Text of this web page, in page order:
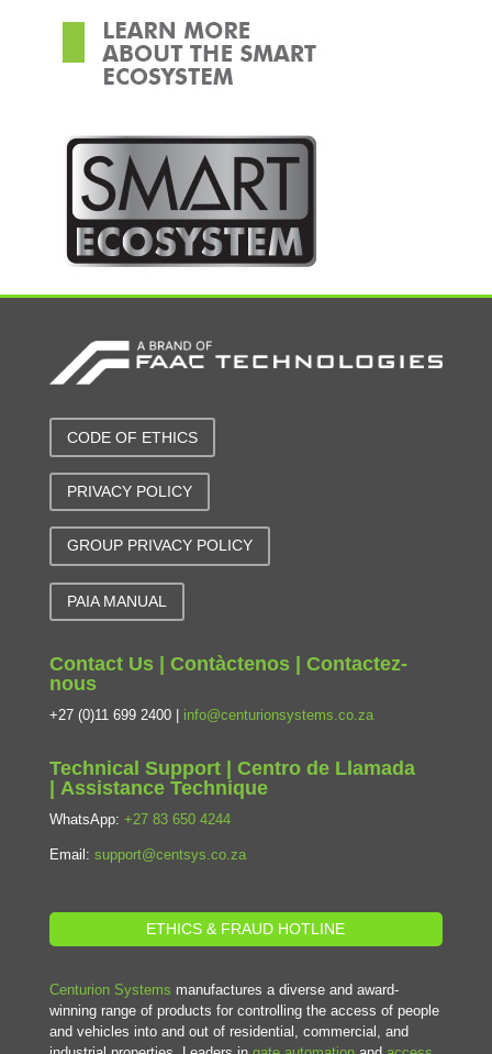
CODE OF ETHICS
PRIVACY POLICY
GROUP PRIVACY POLICY
PAIA MANUAL
Contact Us | Contàctenos | Contactez-
nous
+27 (0)11 699 2400 | info@centurionsystems.co.za
Technical Support | Centro de Llamada
| Assistance Technique
WhatsApp: +27 83 650 4244
Email: support@centsys.co.za
ETHICS & FRAUD HOTLINE
Centurion Systems manufactures a diverse and award-
winning range of products for controlling the access of people
and vehicles into and out of residential, commercial, and